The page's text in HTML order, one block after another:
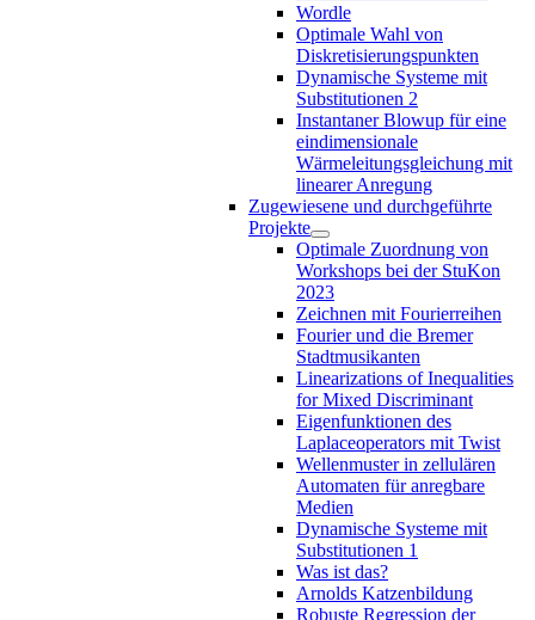
Wordle
Optimale Wahl von
Diskretisierungspunkten
Dynamische Systeme mit
Substitutionen 2
Instantaner Blowup für eine
eindimensionale
Wärmeleitungsgleichung mit
linearer Anregung
Zugewiesene und durchgeführte
Projekte
Optimale Zuordnung von
Workshops bei der StuKon
2023
Zeichnen mit Fourierreihen
Fourier und die Bremer
Stadtmusikanten
Linearizations of Inequalities
for Mixed Discriminant
Eigenfunktionen des
Laplaceoperators mit Twist
Wellenmuster in zellulären
Automaten für anregbare
Medien
Dynamische Systeme mit
Substitutionen 1
Was ist das?
Arnolds Katzenbildung
Robuste Regression der